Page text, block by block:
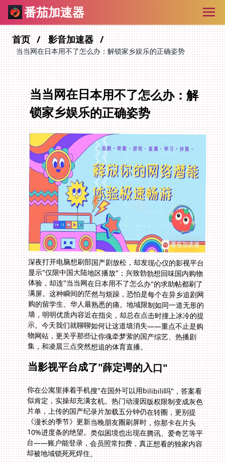
番茄加速器
首页 影音加速器
当当网在日本用不了怎么办：解锁家乡娱乐的正确姿势
当当网在日本用不了怎么办：解
锁家乡娱乐的正确姿势
深夜打开电脑想刷部国产剧放松，却发现心仪的影视平台
显示"仅限中国大陆地区播放"；兴致勃勃想回味国内购物
体验，却连"当当网在日本用不了怎么办"的求助帖都刷了
满屏。这种瞬间的茫然与烦躁，恐怕是每个在异乡追剧网
购的留学生、华人最熟悉的痛。地域限制如同一道无形的
墙，明明优质内容近在指尖，却总在点击时撞上冰冷的提
示。今天我们就聊聊如何让这道墙消失——重点不止是购
物网站，更关乎那些让你魂牵梦萦的国产综艺、热播剧
集，和凌晨三点突然想追的体育直播。
当影视平台成了"薛定谔的入口"
你在公寓里捧着手机搜"在国外可以用bilibili吗"，答案看
似肯定，实操却充满玄机。热门动漫因版权限制变成灰色
片单，上传的国产纪录片加载五分钟仍在转圈，更别提
《漫长的季节》更新当晚朋友圈刷屏时，你那卡在片头
10%进度条的绝望。类似困境也出现在腾讯、爱奇艺等平
台——账户能登录，会员照常扣费，真正想看的独家内容
却被地域锁死死焊住。